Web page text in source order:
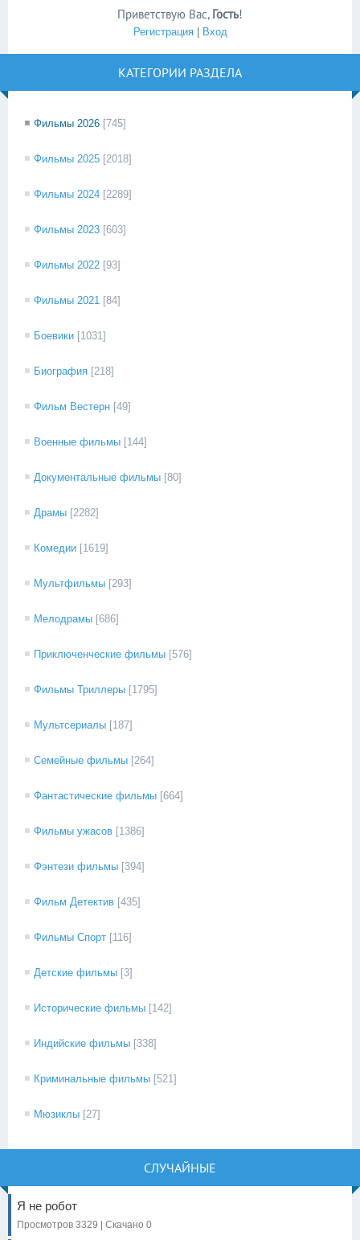
Приветствую Вас, Гость!
Регистрация| Вход
КАТЕГОРИИ РАЗДЕЛА
Фильмы 2026 [745]
Фильмы 2025 [2018]
Фильмы 2024 [2289]
Фильмы 2023 [603]
Фильмы 2022 [93]
Фильмы 2021 [84]
Боевики [1031]
Биография [218]
Фильм Вестерн [49]
Военные фильмы [144]
Документальные фильмы [80]
Драмы [2282]
Комедии [1619]
Мультфильмы [293]
Мелодрамы [686]
Приключенческие фильмы [576]
Фильмы Триллеры [1795]
Мультсериалы [187]
Семейные фильмы [264]
Фантастические фильмы [664]
Фильмы ужасов [1386]
Фэнтези фильмы [394]
Фильм Детектив [435]
Фильмы Спорт [116]
Детские фильмы [3]
Исторические фильмы [142]
Индийские фильмы [338]
Криминальные фильмы [521]
Мюзиклы [27]
СЛУЧАЙНЫЕ
Я не робот
Просмотров 3329 | Скачано 0